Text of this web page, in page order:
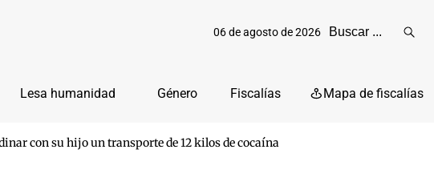
06 de agosto de 2026
Lesa humanidad Género Fiscalías Mapa de fiscalías
con su hijo un transporte de 12 kilos de cocaína